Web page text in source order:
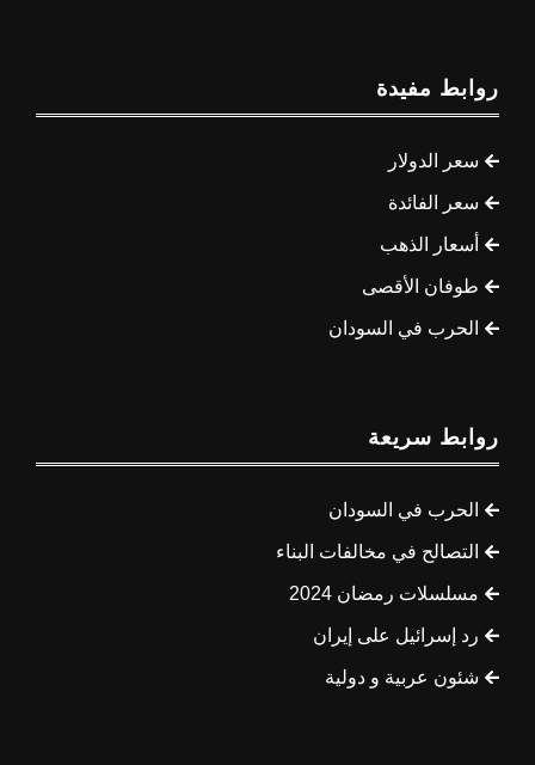
روابط مفيدة
سعر الدولار
سعر الفائدة
أسعار الذهب
طوفان الأقصى
الحرب في السودان
روابط سريعة
الحرب في السودان
التصالح في مخالفات البناء
مسلسلات رمضان 2024
رد إسرائيل على إيران
شئون عربية و دولية